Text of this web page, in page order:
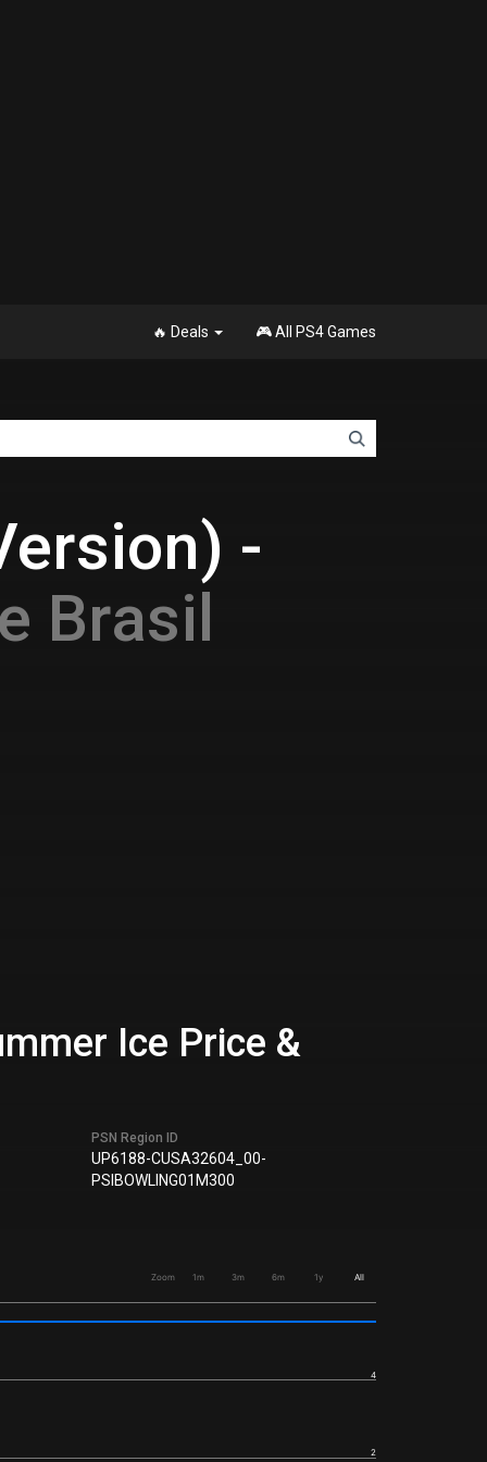
🔥 Deals 🎮 All PS4 Games
-
Brasil
Ice Price &
PSN Region ID
UP6188-CUSA32604_00-
PSIBOWLING01M300
Zoom 1m 3m 6m 1y All
2
4